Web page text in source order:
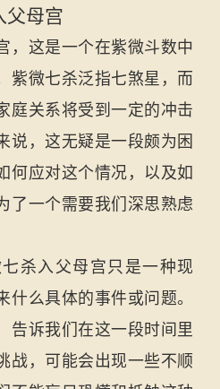
父母宫
，这是一个在紫微斗数中
紫微七杀泛指七煞星，而
庭关系将受到一定的冲击
说，这无疑是一段颇为困
何应对这个情况，以及如
了一个需要我们深思熟虑
杀入父母宫只是一种现
么具体的事件或问题。
告诉我们在这一段时间里
战，可能会出现一些不顺